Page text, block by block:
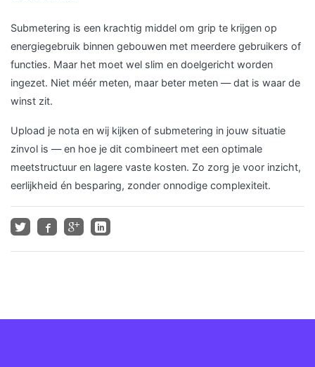
Submetering is een krachtig middel om grip te krijgen op
energiegebruik binnen gebouwen met meerdere gebruikers of
functies. Maar het moet wel slim en doelgericht worden
ingezet. Niet méér meten, maar beter meten — dat is waar de
winst zit.
Upload je nota en wij kijken of submetering in jouw situatie
zinvol is — en hoe je dit combineert met een optimale
meetstructuur en lagere vaste kosten. Zo zorg je voor inzicht,
eerlijkheid én besparing, zonder onnodige complexiteit.